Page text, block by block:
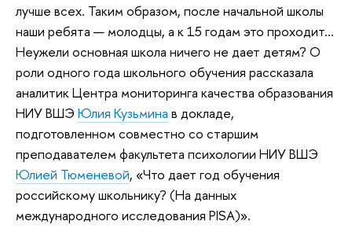
лучше всех. Таким образом, после начальной школы
наши ребята — молодцы, а к 15 годам это проходит…
Неужели основная школа ничего не дает детям? О
роли одного года школьного обучения рассказала
аналитик Центра мониторинга качества образования
НИУ ВШЭ Юлия Кузьмина в докладе,
подготовленном совместно со старшим
преподавателем факультета психологии НИУ ВШЭ
Юлией Тюменевой, «Что дает год обучения
российскому школьнику? (На данных
международного исследования PISA)».